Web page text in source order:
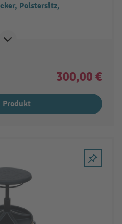
Polstersitz,
300,00 €
Produkt